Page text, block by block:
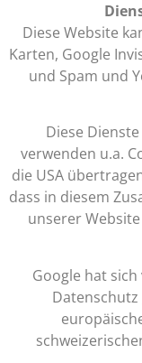
Diese Website
Karten, Google
und Spam und
Diese
verwenden u.a.
die USA
dass in diesem
unserer
Google hat
Datenschutz